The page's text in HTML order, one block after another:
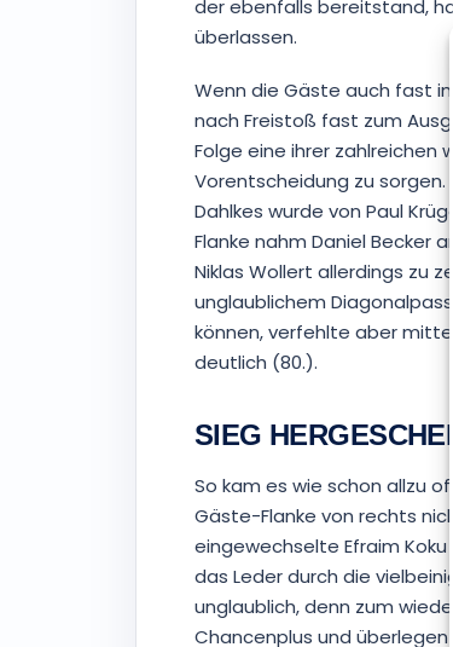
der ebenfalls bereitstand,
überlassen.
Wenn die Gäste auch fast
nach Freistoß fast zum
Folge eine ihrer zahlreichen
Vorentscheidung zu sorgen.
Dahlkes wurde von Paul
Flanke nahm Daniel Becker
Niklas Wollert allerdings zu
unglaublichem
können, verfehlte aber
deutlich (80.).
SIEG
So kam es wie schon allzu
Gäste-Flanke von rechts
eingewechselte Efraim
das Leder durch die
unglaublich, denn zum
Chancenplus und